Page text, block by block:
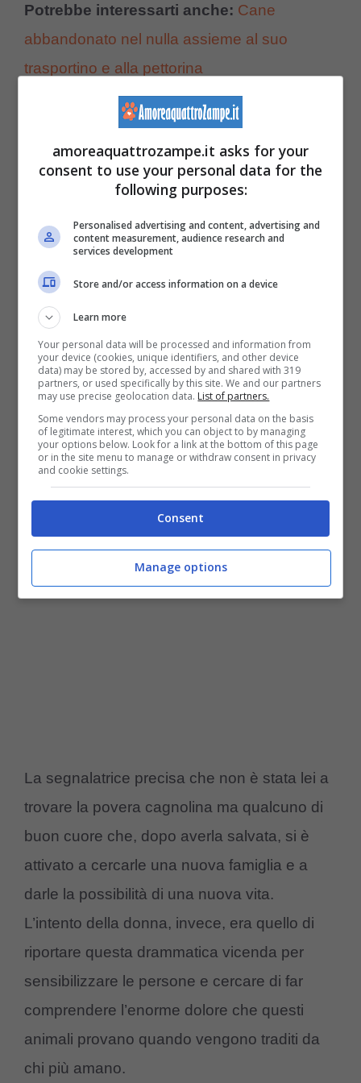
Potrebbe interessarti anche: Cane
abbandonato nel nulla assieme al suo
trasportino e alla pettorina
La segnalatrice precisa che non è stata lei a
trovare la povera cagnolina ma qualcuno di
buon cuore che, dopo averla salvata, si è
attivato a cercarle una nuova famiglia e a
darle la possibilità di una nuova vita.
L’intento della donna, invece, era quello di
riportare questa drammatica vicenda per
sensibilizzare le persone e cercare di far
comprendere l’enorme dolore che questi
animali provano quando vengono traditi da
chi più amano.
amoreaquattrozampe.it asks for your
consent to use your personal data for the
following purposes:
Personalised advertising and content, advertising and
content measurement, audience research and
services development
Store and/or access information on a device
Learn more
Your personal data will be processed and information from
your device (cookies, unique identifiers, and other device
data) may be stored by, accessed by and shared with 319
partners, or used specifically by this site. We and our partners
may use precise geolocation data. List of partners.
Some vendors may process your personal data on the basis
of legitimate interest, which you can object to by managing
your options below. Look for a link at the bottom of this page
or in the site menu to manage or withdraw consent in privacy
and cookie settings.
Consent
Manage options